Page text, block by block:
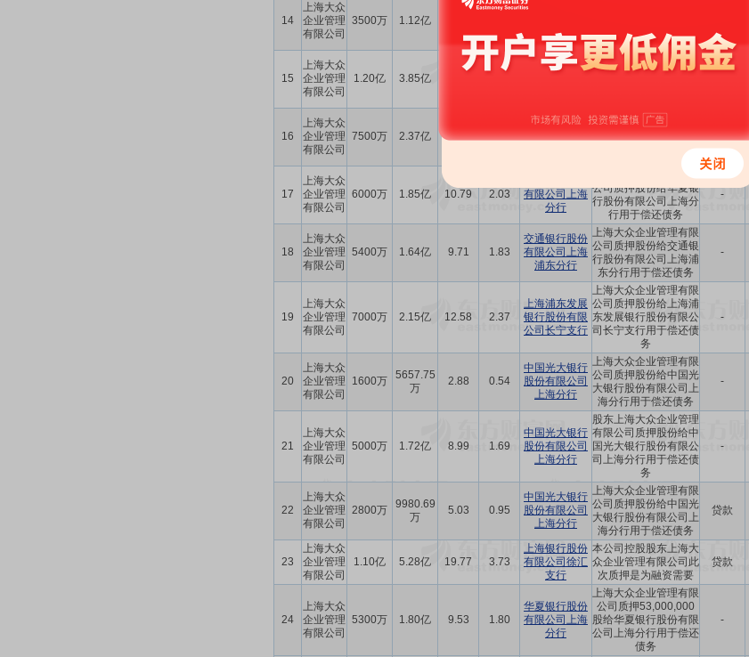
14
上海大众
企业管理
有限公司
3500万 1.12亿
交通银行股份
浦东分行
东分行用于偿还债务
15
上海大众
企业管理
有限公司
1.20亿 3.85亿
中国光大银行 上海大众企业管理有限
公司质押股份给中国光
16
上海大众
企业管理
有限公司
7500万 2.37亿 13.48 2.54
上海银行股份
有限公司徐汇
上海大众企业管理有限
公司质押股份给上海银
行股份有限公司徐汇支
行用于偿还债务
-
17
上海大众
企业管理
有限公司
6000万 1.85亿 10.79 2.03
有限公司上海
分行
上海大众企业管理有限
公司质押股份给华夏银
行股份有限公司上海分
行用于偿还债务
-
18
上海大众
企业管理
有限公司
5400万 1.64亿 9.71 1.83
交通银行股份
有限公司上海
浦东分行
上海大众企业管理有限
公司质押股份给交通银
行股份有限公司上海浦
东分行用于偿还债务
-
19
上海大众
企业管理
有限公司
7000万 2.15亿 12.58 2.37
上海浦东发展
银行股份有限
公司长宁支行
上海大众企业管理有限
公司质押股份给上海浦
东发展银行股份有限公
司长宁支行用于偿还债
务
-
20
上海大众
企业管理
有限公司
1600万
5657.75
万
2.88 0.54
中国光大银行
股份有限公司
上海分行
上海大众企业管理有限
公司质押股份给中国光
大银行股份有限公司上
海分行用于偿还债务
-
21
上海大众
企业管理
有限公司
5000万 1.72亿 8.99 1.69
中国光大银行
股份有限公司
上海分行
股东上海大众企业管理
有限公司质押股份给中
国光大银行股份有限公
司上海分行用于偿还债
务
-
22
上海大众
企业管理
有限公司
2800万
9980.69
万
5.03 0.95
中国光大银行
股份有限公司
上海分行
上海大众企业管理有限
公司质押股份给中国光
大银行股份有限公司上
海分行用于偿还债务
贷款
23
上海大众
企业管理
有限公司
1.10亿 5.28亿 19.77 3.73
上海银行股份
有限公司徐汇
支行
本公司控股股东上海大
众企业管理有限公司此
次质押是为融资需要
贷款
24
上海大众
企业管理
有限公司
5300万 1.80亿 9.53 1.80
华夏银行股份
有限公司上海
分行
上海大众企业管理有限
公司质押53,000,000
股给华夏银行股份有限
公司上海分行用于偿还
债务
-